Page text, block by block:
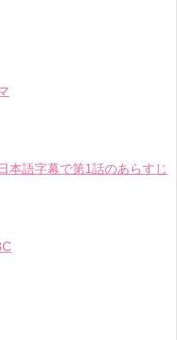
本語字幕で第1話のあらすじ